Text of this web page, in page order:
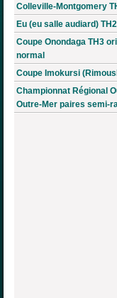
Colleville-Montgomery
Eu (eu salle audiard)
Coupe Onondaga TH3
normal
Coupe Imokursi
Championnat Régional
Outre-Mer paires semi-